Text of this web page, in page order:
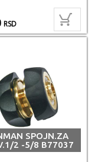
RSD
SPOJN.ZA
2 -5/8 B77037